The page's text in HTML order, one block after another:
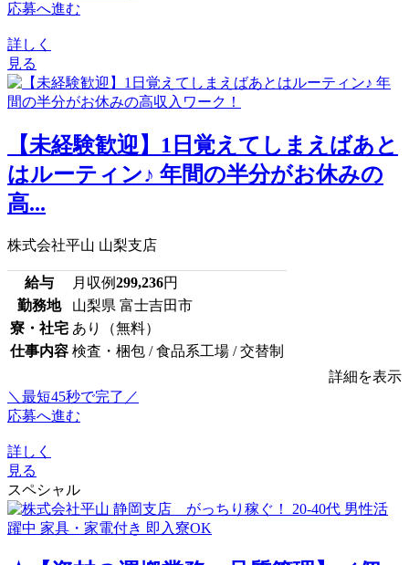
応募へ進む
詳しく
見る
【未経験歓迎】1日覚えてしまえばあと
はルーティン♪ 年間の半分がお休みの
高...
株式会社平山 山梨支店
給与 月収例299,236円
勤務地
山梨県 富士吉田市
寮・社宅 あり（無料）
仕事内容 検査・梱包 / 食品系工場 / 交替制
詳細を表示
＼最短45秒で完了／
応募へ進む
詳しく
見る
スペシャル